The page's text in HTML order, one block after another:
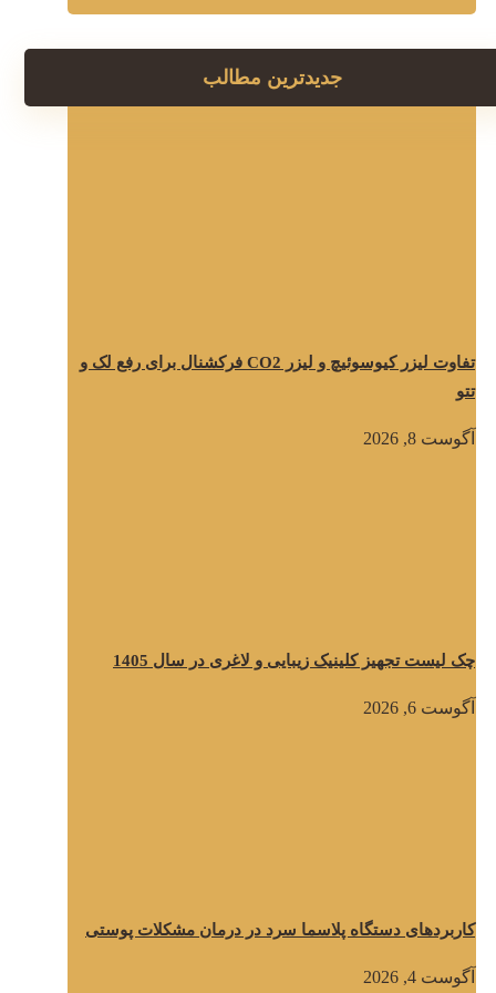
جدیدترین مطالب
تفاوت لیزر کیوسوئیچ و لیزر CO2 فرکشنال برای رفع لک و
تتو
آگوست 8, 2026
چک لیست تجهیز کلینیک زیبایی و لاغری در سال 1405
آگوست 6, 2026
کاربردهای دستگاه پلاسما سرد در درمان مشکلات پوستی
آگوست 4, 2026